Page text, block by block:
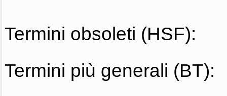
Termini obsoleti (HSF):
Termini più generali (BT):